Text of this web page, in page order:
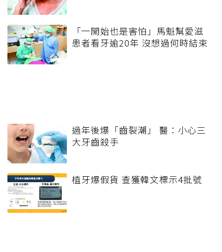
「一開始也是害怕」馬魁幫愛滋
患者看牙逾20年 沒想過何時結束
過年後爆「齒裂潮」 醫：小心三
大牙齒殺手
植牙爆假貨 查獲韓文標示4批號